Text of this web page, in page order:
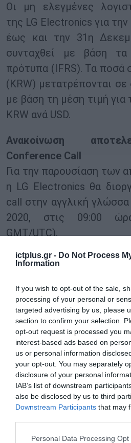
ictplus.gr - Do Not Process
Information
If you wish to opt-out of the sale,
processing of your personal or
targeted advertising by us, please
section to confirm your selection.
opt-out request is processed you
interest-based ads based on
us or personal information
your opt-out. You may separately
disclosure of your personal
IAB’s list of downstream
also be disclosed by us to third
Downstream Participants that may
Please note that this website/app
Personal Data Processing Opt
Οι μη ελεγμένες
της LG Electronics για την
έως και την 31η
συνταχθεί με βάση τα
πρότυπα (IFRS). Τα ποσά
(KRW) μετατρέπονται
με βάση τη μέση τιμή για
KRW ανά USD.
Ανακοίνωση
Conference Call
Για την παρουσίαση των
η LG Electronics θα
call στην αγγλική γλώσσα
2020, στις 09:00
GMT/UTC).
Οι συμμετέχοντες στο
Αγγλική γλώσσα
τον κωδικό πρόσβασης
αρχείο παρουσίασης
download στην
www.lg.com/global/ir/
release.jsp) περίπου
Ιανουαρίου 2020.
http://
εγγραφή με τον
εφικτό να